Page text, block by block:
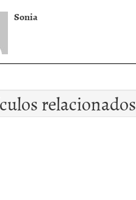
Sonia
relacionados